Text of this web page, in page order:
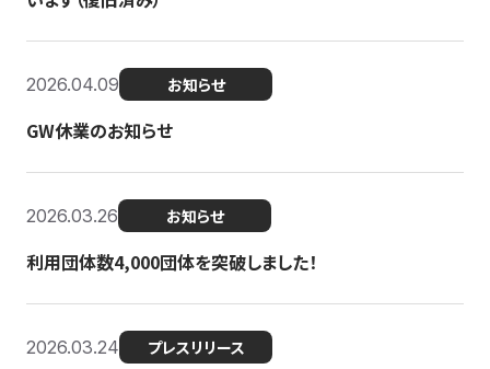
2026.04.09 お知らせ
GW休業のお知らせ
2026.03.26 お知らせ
利用団体数4,000団体を突破しました！
2026.03.24 プレスリリース